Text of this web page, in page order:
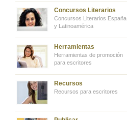
Concursos Literarios
Concursos Literarios España
y Latinoamérica
Herramientas
Herramientas de promoción
para escritores
Recursos
Recursos para escritores